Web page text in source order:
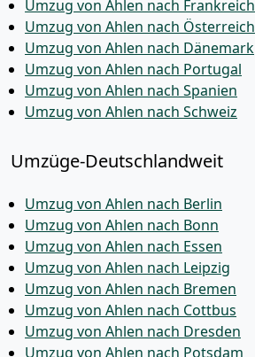
Umzug von Ahlen nach Frankreich
Umzug von Ahlen nach Österreich
Umzug von Ahlen nach Dänemark
Umzug von Ahlen nach Portugal
Umzug von Ahlen nach Spanien
Umzug von Ahlen nach Schweiz
Umzüge-Deutschlandweit
Umzug von Ahlen nach Berlin
Umzug von Ahlen nach Bonn
Umzug von Ahlen nach Essen
Umzug von Ahlen nach Leipzig
Umzug von Ahlen nach Bremen
Umzug von Ahlen nach Cottbus
Umzug von Ahlen nach Dresden
Umzug von Ahlen nach Potsdam